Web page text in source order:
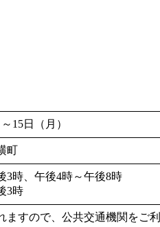
15日（月）
町
時、午後4時～午後8時
3時
ますので、公共交通機関をご利